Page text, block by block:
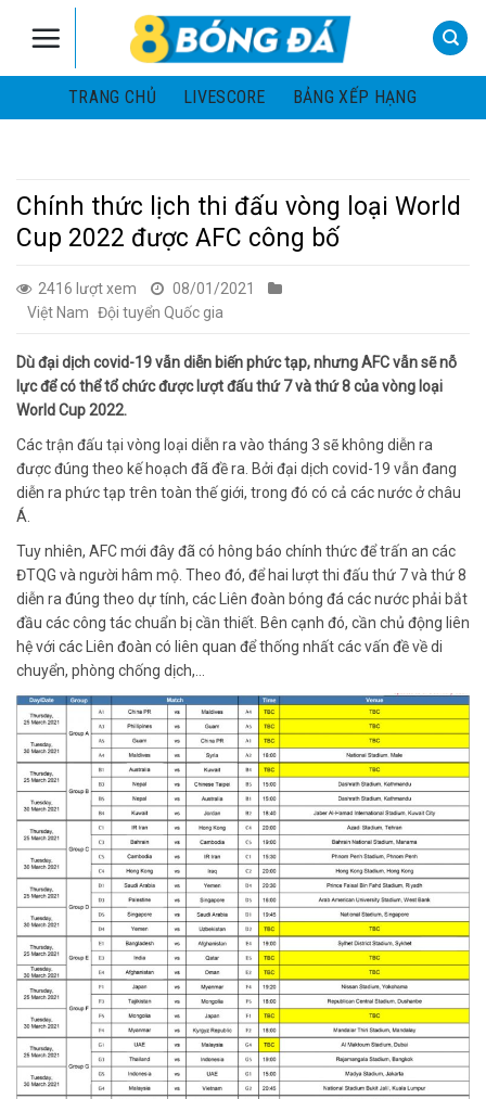
TRANG CHỦ
LIVESCORE BẢNG XẾP HẠNG
Chính thức lịch thi đấu vòng loại World
Cup 2022 được AFC công bố
2416 lượt xem
08/01/2021
Việt Nam Đội tuyển Quốc gia
Dù đại dịch covid-19 vẫn diễn biến phức tạp, nhưng AFC vẫn sẽ nỗ
lực để có thể tổ chức được lượt đấu thứ 7 và thứ 8 của vòng loại
World Cup 2022.
Các trận đấu tại vòng loại diễn ra vào tháng 3 sẽ không diễn ra
được đúng theo kế hoạch đã đề ra. Bởi đại dịch covid-19 vẫn đang
diễn ra phức tạp trên toàn thế giới, trong đó có cả các nước ở châu
Á.
Tuy nhiên, AFC mới đây đã có hông báo chính thức để trấn an các
ĐTQG và người hâm mộ. Theo đó, để hai lượt thi đấu thứ 7 và thứ 8
diễn ra đúng theo dự tính, các Liên đoàn bóng đá các nước phải bắt
đầu các công tác chuẩn bị cần thiết. Bên cạnh đó, cần chủ động liên
hệ với các Liên đoàn có liên quan để thống nhất các vấn đề về di
chuyển, phòng chống dịch,…